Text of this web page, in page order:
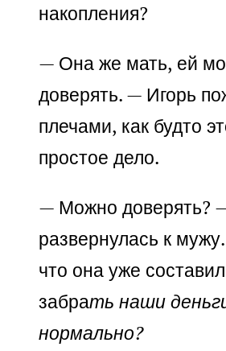
накопления?
— Она же мать, ей
доверять. — Игорь
плечами, как будто
простое дело.
— Можно доверять?
развернулась к
что она уже
забрать наши
нормально?